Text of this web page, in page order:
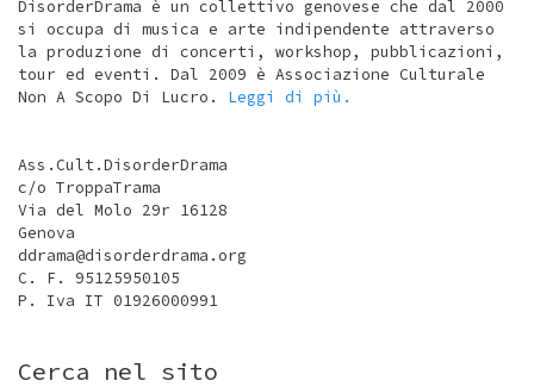
DisorderDrama è un collettivo genovese che dal 2000
si occupa di musica e arte indipendente attraverso
la produzione di concerti, workshop, pubblicazioni,
tour ed eventi. Dal 2009 è Associazione Culturale
Non A Scopo Di Lucro. Leggi di più.
Ass.Cult.DisorderDrama
c/o TroppaTrama
Via del Molo 29r 16128
Genova
ddrama@disorderdrama.org
C. F. 95125950105
P. Iva IT 01926000991
Cerca nel sito